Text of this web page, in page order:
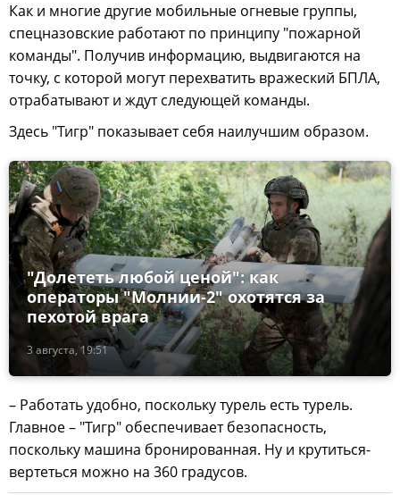
Как и многие другие мобильные огневые группы,
спецназовские работают по принципу "пожарной
команды". Получив информацию, выдвигаются на
точку, с которой могут перехватить вражеский БПЛА,
отрабатывают и ждут следующей команды.
Здесь "Тигр" показывает себя наилучшим образом.
3 августа, 19:51
"Долететь любой ценой": как
операторы "Молнии-2" охотятся за
пехотой врага
– Работать удобно, поскольку турель есть турель.
Главное – "Тигр" обеспечивает безопасность,
поскольку машина бронированная. Ну и крутиться-
вертеться можно на 360 градусов.